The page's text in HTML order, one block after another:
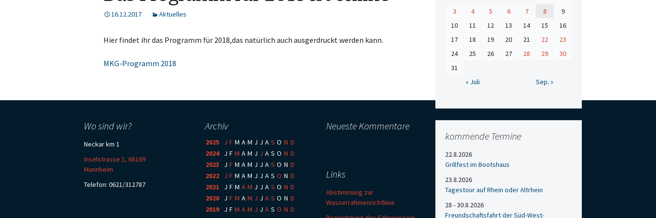
16.12.2017 Aktuelles
Hier findet ihr das Programm für 2018,das natürlich auch ausgerdruckt werden kann.
MKG-Programm 2018
3
4 5 6 7 8
9
10
11 12 13 14 15
16
17
18 19 20 21 22
23
24
25 26 27 28 29
30
31
« Juli
Sep. »
kommende Termine
22.8.2026
Grillfest im Bootshaus
23.8.2026
Tagestour auf Rhein oder Altrhein
28 - 30.8.2026
Freundschaftsfahrt der Süd-West-
Wo sind wir?
Neckar km 1
Inselstrasse 1, 68169
Mannheim
Telefon: 0621/312787
Archiv
2025 J F M A M J J A S O N D
2024: J F M A M J J A S O N D
2023
J F M A M J J A S O N D
2022
J F M A M J J A S O N D
2021
J F M A M J J A S O N D
2020
J F M A M J J A S O N D
2019
J F M A M J J A S O N D
Neueste Kommentare
Links
Abstimmung zur
Wasserrahmenrichtlinie